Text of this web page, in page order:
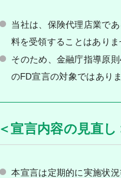
当社は、保険代理店業で
料を受領することはありま
そのため、金融庁指導原
のFD宣言の対象ではありま
＜宣言内容の見直し
本宣言は定期的に実施状